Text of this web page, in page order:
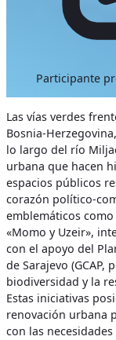
Participante
Las vías verdes
Bosnia-
lo largo del río
urbana que hacen
espacios públicos
corazón político-
emblemáticos
«Momo y Uzeir»,
con el apoyo del
de Sarajevo
biodiversidad y la
Estas iniciativas
renovación urbana
con las